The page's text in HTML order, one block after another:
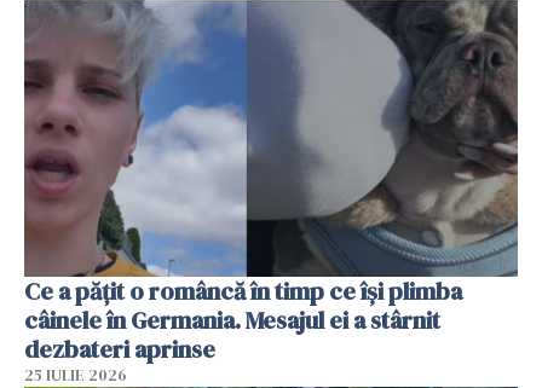
Ce a pățit o româncă în timp ce își plimba
câinele în Germania. Mesajul ei a stârnit
dezbateri aprinse
25 IULIE 2026